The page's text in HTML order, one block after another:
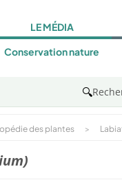
LE MÉDIA
Conservation nature
🔍
des plantes >